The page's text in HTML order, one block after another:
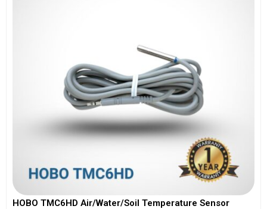
HOBO TMC6HD Air/Water/Soil Temperature Sensor